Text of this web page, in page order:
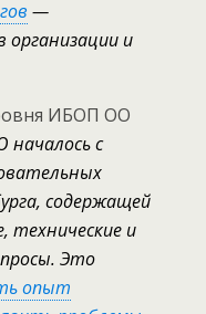
—
и
ИБОП ОО
началось с
содержащей
технические и
Это
опыт